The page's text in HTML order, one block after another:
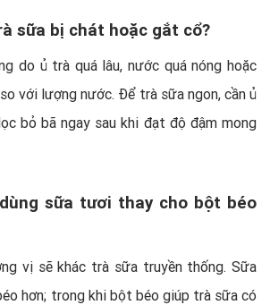
sữa bị chát hoặc gắt cổ?
do ủ trà quá lâu, nước quá nóng hoặc
với lượng nước. Để trà sữa ngon, cần ủ
bỏ bã ngay sau khi đạt độ đậm mong
sữa tươi thay cho bột béo
vị sẽ khác trà sữa truyền thống. Sữa
hơn; trong khi bột béo giúp trà sữa có